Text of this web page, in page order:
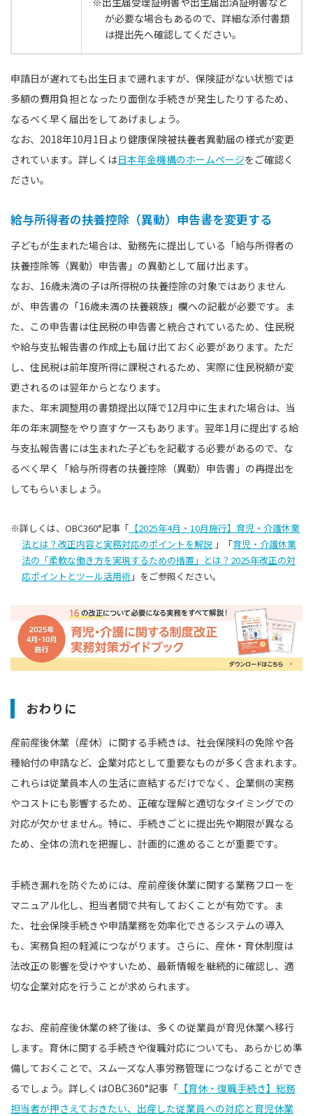
が必要な場合もあるので、詳細な添付書類
は提出先へ確認してください。
申請日が遅れても出生日まで遡れますが、保険証がない状態では
多額の費用負担となったり面倒な手続きが発生したりするため、
なるべく早く届出をしてあげましょう。
なお、2018年10月1日より健康保険被扶養者異動届の様式が変更
されています。詳しくは日本年金機構のホームページをご確認く
ださい。
給与所得者の扶養控除（異動）申告書を変更する
子どもが生まれた場合は、勤務先に提出している「給与所得者の
扶養控除等（異動）申告書」の異動として届け出ます。
なお、16歳未満の子は所得税の扶養控除の対象ではありません
が、申告書の「16歳未満の扶養親族」欄への記載が必要です。ま
た、この申告書は住民税の申告書と統合されているため、住民税
や給与支払報告書の作成上も届け出ておく必要があります。ただ
し、住民税は前年度所得に課税されるため、実際に住民税額が変
更されるのは翌年からとなります。
また、年末調整用の書類提出以降で12月中に生まれた場合は、当
年の年末調整をやり直すケースもあります。翌年1月に提出する給
与支払報告書には生まれた子どもを記載する必要があるので、な
るべく早く「給与所得者の扶養控除（異動）申告書」の再提出を
してもらいましょう。
※詳しくは、OBC360°記事「 【2025年4月・10月施行】育児・介護休業
法とは？改正内容と実務対応のポイントを解説 」「育児・介護休業
法の「柔軟な働き方を実現するための措置」とは？2025年改正の対
応ポイントとツール活用術 」をご参照ください。
おわりに
産前産後休業（産休）に関する手続きは、社会保険料の免除や各
種給付の申請など、企業対応として重要なものが多く含まれます。
これらは従業員本人の生活に直結するだけでなく、企業側の実務
やコストにも影響するため、正確な理解と適切なタイミングでの
対応が欠かせません。特に、手続きごとに提出先や期限が異なる
ため、全体の流れを把握し、計画的に進めることが重要です。
手続き漏れを防ぐためには、産前産後休業に関する業務フローを
マニュアル化し、担当者間で共有しておくことが有効です。ま
た、社会保険手続きや申請業務を効率化できるシステムの導入
も、実務負担の軽減につながります。さらに、産休・育休制度は
法改正の影響を受けやすいため、最新情報を継続的に確認し、適
切な企業対応を行うことが求められます。
なお、産前産後休業の終了後は、多くの従業員が育児休業へ移行
します。育休に関する手続きや復職対応についても、あらかじめ準
備しておくことで、スムーズな人事労務管理につなげることができ
るでしょう。詳しくはOBC360°記事「 【育休・復職手続き】総務
担当者が押さえておきたい、出産した従業員への対応と育児休業